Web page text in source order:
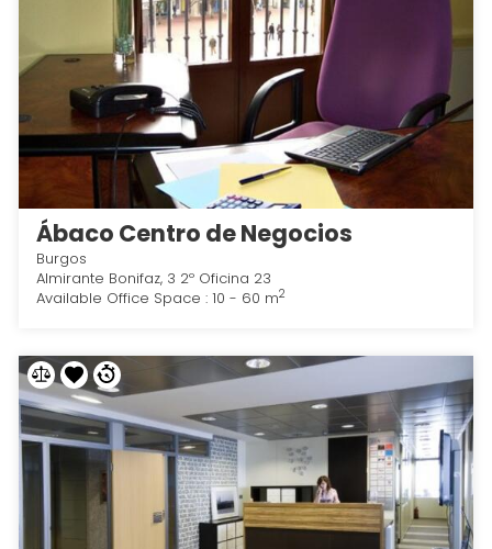
Ábaco Centro de Negocios
Burgos
Almirante Bonifaz, 3 2º Oficina 23
Available Office Space : 10 - 60 m2